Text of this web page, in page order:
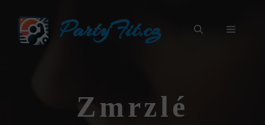
obsah
PartyFit.cz Menu
Zmrzlé